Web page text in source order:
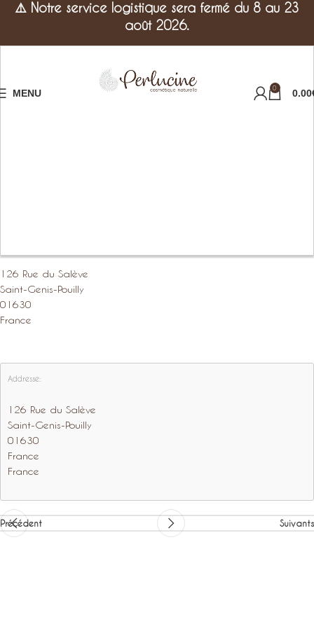
MENU 0 0.00
126 Rue du Salève
Saint-Genis-Pouilly
01630
France
Addresse:
126 Rue du Salève
Saint-Genis-Pouilly
01630
France
France
Précédent Suivants
⚠️ Notre service logistique sera fermé du 8 au 23
août 2026.